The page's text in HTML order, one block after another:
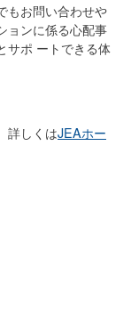
もお問い合わせや
ョンに係る心配事
サポ ートできる体
詳しくはJEAホー